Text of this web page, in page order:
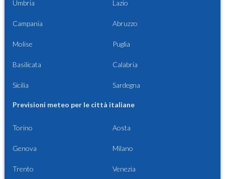
Umbria Lazio
Campania Abruzzo
Molise Puglia
Basilicata Calabria
Sicilia Sardegna
Previsioni meteo per le città italiane
Torino Aosta
Genova Milano
Trento Venezia